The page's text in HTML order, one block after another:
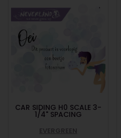
CAR SIDING H0 SCALE 3-
1/4" SPACING
EVERGREEN